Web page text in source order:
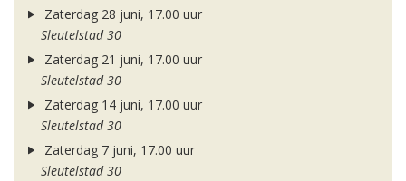
Zaterdag 28 juni, 17.00 uur
Sleutelstad 30
Zaterdag 21 juni, 17.00 uur
Sleutelstad 30
Zaterdag 14 juni, 17.00 uur
Sleutelstad 30
Zaterdag 7 juni, 17.00 uur
Sleutelstad 30